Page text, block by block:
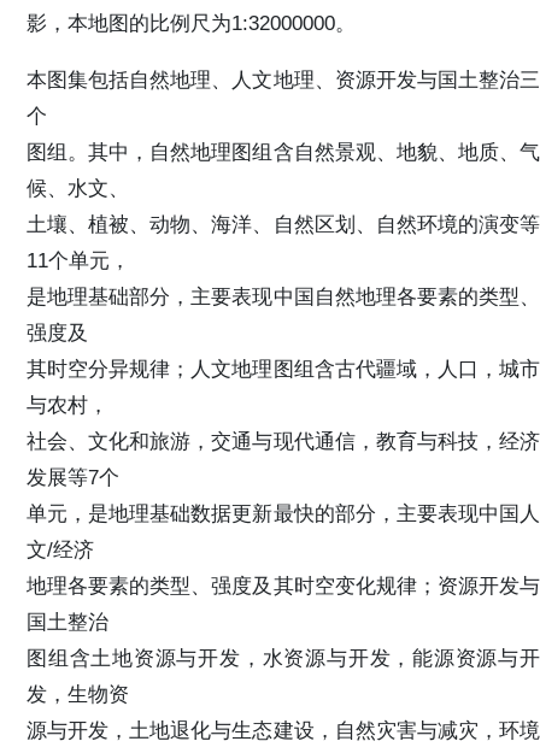
影，本地图的比例尺为1:32000000。
本图集包括自然地理、人文地理、资源开发与国土整治三
个
图组。其中，自然地理图组含自然景观、地貌、地质、气
候、水文、
土壤、植被、动物、海洋、自然区划、自然环境的演变等
11个单元，
是地理基础部分，主要表现中国自然地理各要素的类型、
强度及
其时空分异规律；人文地理图组含古代疆域，人口，城市
与农村，
社会、文化和旅游，交通与现代通信，教育与科技，经济
发展等7个
单元，是地理基础数据更新最快的部分，主要表现中国人
文/经济
地理各要素的类型、强度及其时空变化规律；资源开发与
国土整治
图组含土地资源与开发，水资源与开发，能源资源与开
发，生物资
源与开发，土地退化与生态建设，自然灾害与减灾，环境